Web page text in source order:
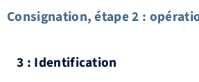
Consignation, étape 2 :
3 : Identification